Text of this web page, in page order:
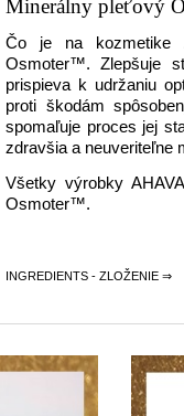
Minerálny pleťový
Čo je na kozmetike
Osmoter™. Zlepšuje
prispieva k udržaniu
proti škodám
spomaľuje proces jej
zdravšia a neuveriteľne
Všetky výrobky
Osmoter™.
INGREDIENTS - ZLOŽENIE ⇒